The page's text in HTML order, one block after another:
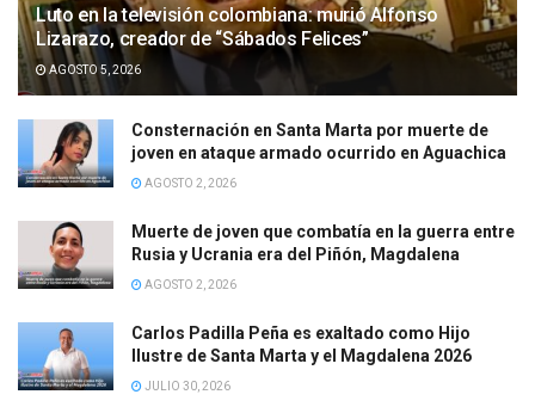
Luto en la televisión colombiana: murió Alfonso
Lizarazo, creador de “Sábados Felices”
AGOSTO 5, 2026
Consternación en Santa Marta por muerte de
joven en ataque armado ocurrido en Aguachica
AGOSTO 2, 2026
Muerte de joven que combatía en la guerra entre
Rusia y Ucrania era del Piñón, Magdalena
AGOSTO 2, 2026
Carlos Padilla Peña es exaltado como Hijo
Ilustre de Santa Marta y el Magdalena 2026
JULIO 30, 2026